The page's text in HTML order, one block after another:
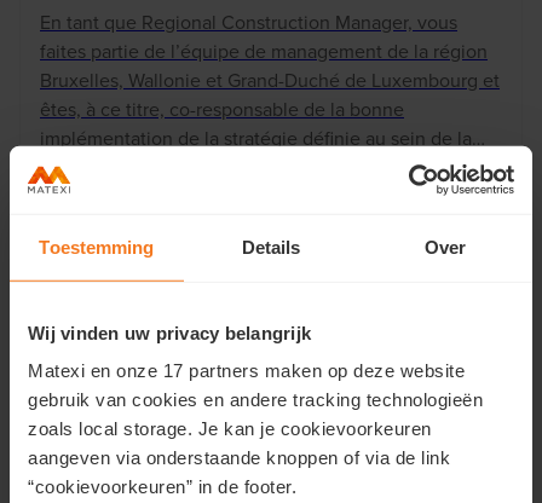
Toestemming Details Over
Wij vinden uw privacy belangrijk
Matexi en onze 17 partners maken op deze website
gebruik van cookies en andere tracking technologieën
zoals local storage. Je kan je cookievoorkeuren
aangeven via onderstaande knoppen of via de link
“cookievoorkeuren” in de footer.
En tant que Regional Construction Manager, vous
faites partie de l’équipe de management de la région
Bruxelles, Wallonie et Grand-Duché de Luxembourg et
êtes, à ce titre, co-responsable de la bonne
implémentation de la stratégie définie au sein de la
région ainsi que des résultats opérationnels réalisés.
Lire plus
Liège
Il n'y a actuellement aucun offre d'emploi vacant pour
région Liège. Inscrivez-vous aux Job alerts et restez